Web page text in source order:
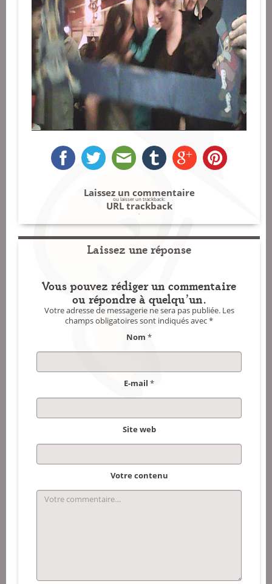
Laissez un commentaire
ou laisser un trackback:
URL trackback
Laissez une réponse
Vous pouvez rédiger un commentaire
ou répondre à quelqu'un.
Votre adresse de messagerie ne sera pas publiée.Les
champs obligatoires sont indiqués avec*
Nom *
E-mail *
Site web
Votre contenu